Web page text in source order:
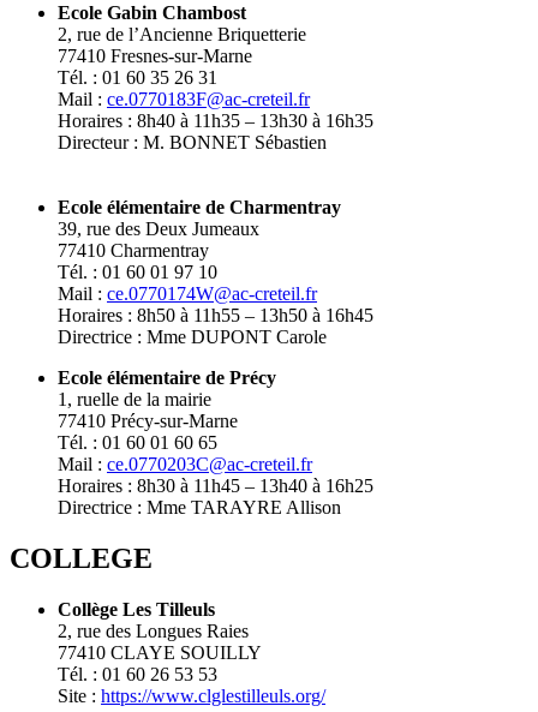
Ecole Gabin Chambost
2, rue de l’Ancienne Briquetterie
77410 Fresnes-sur-Marne
Tél. : 01 60 35 26 31
Mail : ce.0770183F@ac-creteil.fr
Horaires : 8h40 à 11h35 – 13h30 à 16h35
Directeur : M. BONNET Sébastien
Ecole élémentaire de Charmentray
39, rue des Deux Jumeaux
77410 Charmentray
Tél. : 01 60 01 97 10
Mail : ce.0770174W@ac-creteil.fr
Horaires : 8h50 à 11h55 – 13h50 à 16h45
Directrice : Mme DUPONT Carole
Ecole élémentaire de Précy
1, ruelle de la mairie
77410 Précy-sur-Marne
Tél. : 01 60 01 60 65
Mail : ce.0770203C@ac-creteil.fr
Horaires : 8h30 à 11h45 – 13h40 à 16h25
Directrice : Mme TARAYRE Allison
COLLEGE
Collège Les Tilleuls
2, rue des Longues Raies
77410 CLAYE SOUILLY
Tél. : 01 60 26 53 53
Site : https://www.clglestilleuls.org/